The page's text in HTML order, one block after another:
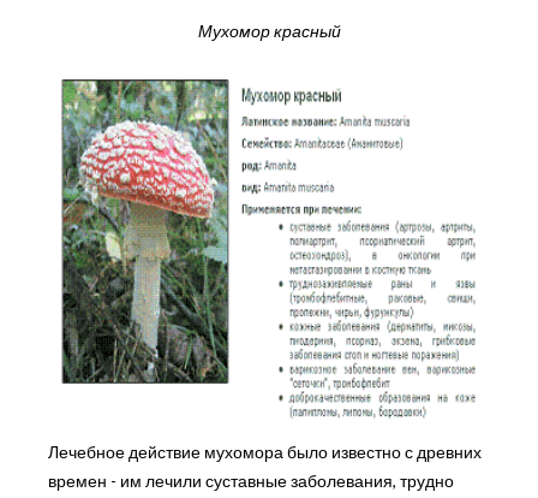
Мухомор красный
Лечебное действие мухомора было известно с древних
времен - им лечили суставные заболевания, трудно